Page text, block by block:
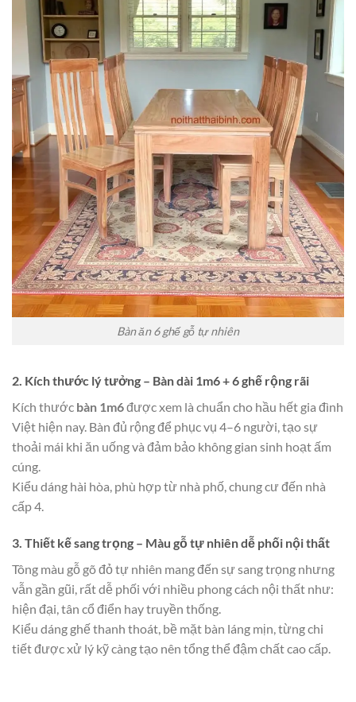
Bàn ăn 6 ghế gỗ tự nhiên
2. Kích thước lý tưởng – Bàn dài 1m6 + 6 ghế rộng rãi
Kích thước bàn 1m6được xem là chuẩn cho hầu hết gia đình
Việt hiện nay. Bàn đủ rộng để phục vụ 4–6 người, tạo sự
thoải mái khi ăn uống và đảm bảo không gian sinh hoạt ấm
cúng.
Kiểu dáng hài hòa, phù hợp từ nhà phố, chung cư đến nhà
cấp 4.
3. Thiết kế sang trọng – Màu gỗ tự nhiên dễ phối nội thất
Tông màu gỗ gõ đỏ tự nhiên mang đến sự sang trọng nhưng
vẫn gần gũi, rất dễ phối với nhiều phong cách nội thất như:
hiện đại, tân cổ điển hay truyền thống.
Kiểu dáng ghế thanh thoát, bề mặt bàn láng mịn, từng chi
tiết được xử lý kỹ càng tạo nên tổng thể đậm chất cao cấp.